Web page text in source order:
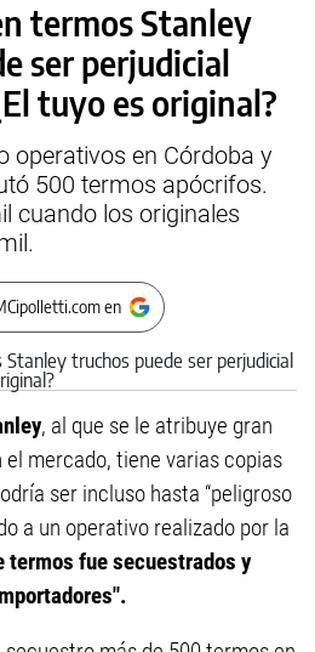
termos Stanley
ser perjudicial
tuyo es original?
operativos en Córdoba y
500 termos apócrifos.
cuando los originales
en
, al que se le atribuye gran
mercado, tiene varias copias
ser incluso hasta “peligroso
a un operativo realizado por la
termos fue secuestrados y